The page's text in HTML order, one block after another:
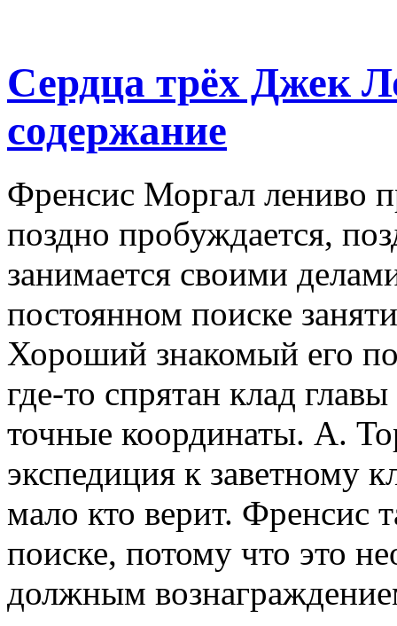
Сердца трёх Джек
содержание
Френсис Моргал лениво
поздно пробуждается,
занимается своими
постоянном поиске
Хороший знакомый его
где-то спрятан клад
точные координаты. А.
экспедиция к заветному
мало кто верит. Френсис
поиске, потому что это
должным